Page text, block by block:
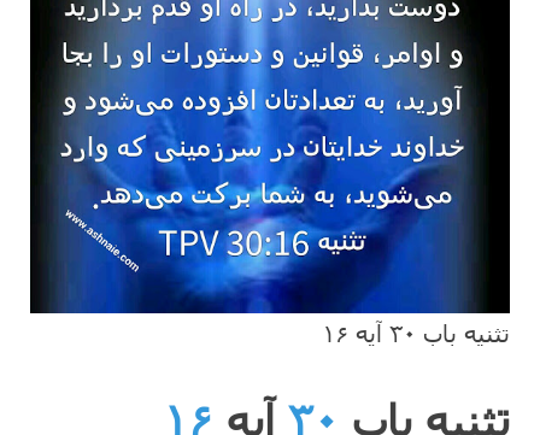
تثنیه باب ۳۰ آیه ۱۶
تثنیه باب ۳۰ آیه ۱۶